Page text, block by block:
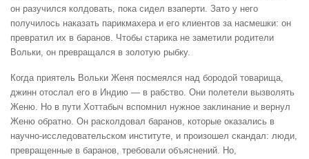
он разучился колдовать, пока сидел взаперти. Зато у него
получилось наказать парикмахера и его клиентов за насмешки: он
превратил их в баранов. Чтобы старика не заметили родители
Вольки, он превращался в золотую рыбку.
Когда приятель Вольки Женя посмеялся над бородой товарища,
джинн отослал его в Индию — в рабство. Они полетели вызволять
Женю. Но в пути Хоттабыч вспомнил нужное заклинание и вернул
Женю обратно. Он расколдовал баранов, которые оказались в
научно-исследовательском институте, и произошел скандал: люди,
превращенные в баранов, требовали объяснений. Но,